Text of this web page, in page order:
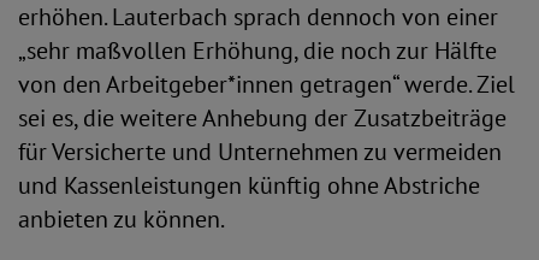
erhöhen. Lauterbach sprach dennoch von einer
„sehr maßvollen Erhöhung, die noch zur Hälfte
von den Arbeitgeber*innen getragen“ werde. Ziel
sei es, die weitere Anhebung der Zusatzbeiträge
für Versicherte und Unternehmen zu vermeiden
und Kassenleistungen künftig ohne Abstriche
anbieten zu können.